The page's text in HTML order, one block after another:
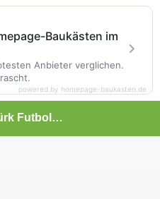
Yetenekli Türk Futbolcular
Baukästen im
Anbieter verglichen.
powered by homepage-baukasten.de